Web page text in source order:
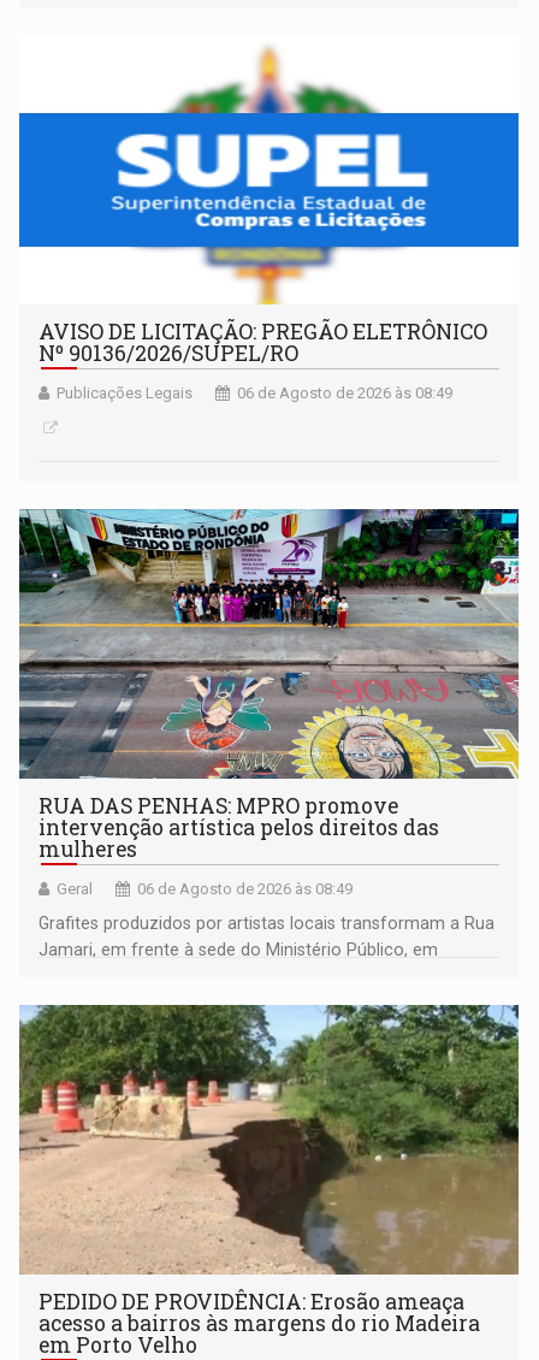
AVISO DE LICITAÇÃO: PREGÃO ELETRÔNICO
Nº 90136/2026/SUPEL/RO
Publicações Legais 06 de Agosto de 2026 às 08:49
RUA DAS PENHAS: MPRO promove
intervenção artística pelos direitos das
mulheres
Geral 06 de Agosto de 2026 às 08:49
Grafites produzidos por artistas locais transformam a Rua
Jamari, em frente à sede do Ministério Público, em
da Penha e o enfrentamento à violência
PEDIDO DE PROVIDÊNCIA: Erosão ameaça
acesso a bairros às margens do rio Madeira
em Porto Velho